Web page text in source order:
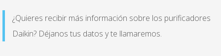
¿Quieres recibir más información sobre los purificadores
Daikin? Déjanos tus datos y te llamaremos.